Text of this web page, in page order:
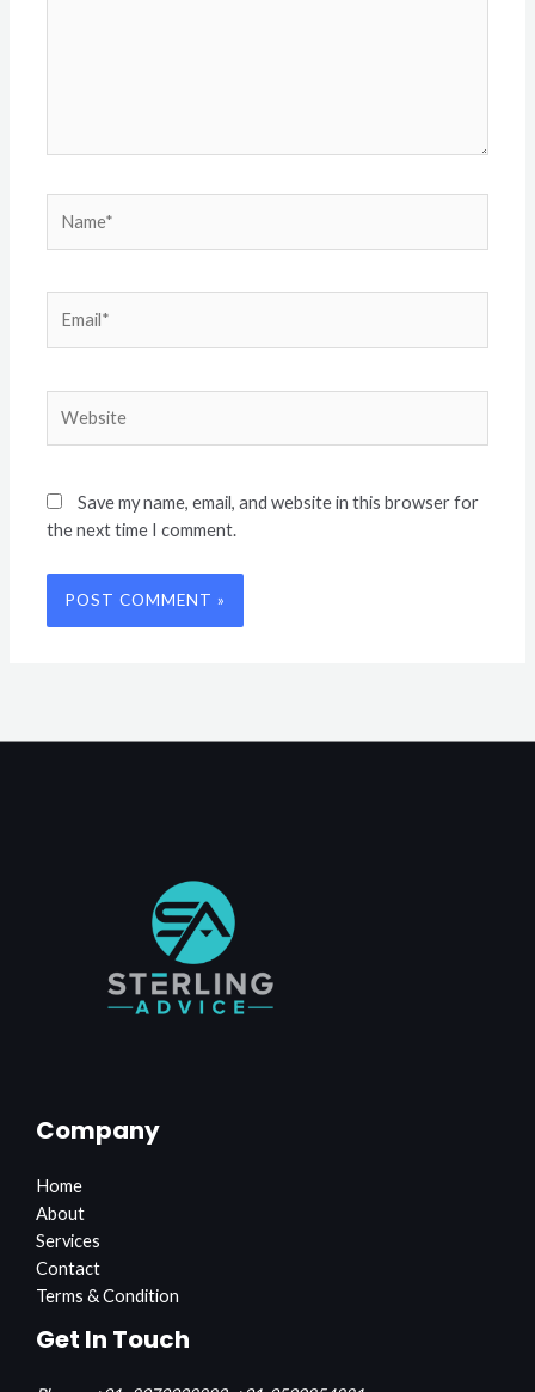
Save my name, email, and website in this browser for
the next time I comment.
Company
Home
About
Services
Contact
Terms & Condition
Get In Touch